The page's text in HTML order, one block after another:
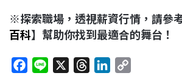
※探索職場，透視薪資行情，請參
百科】幫助你找到最適合的舞台！